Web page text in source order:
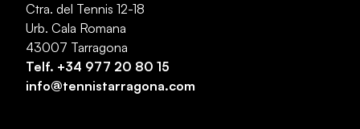
Ctra. del Tennis 12-18
Urb. Cala Romana
43007 Tarragona
Telf. +34 977 20 80 15
info@tennistarragona.com